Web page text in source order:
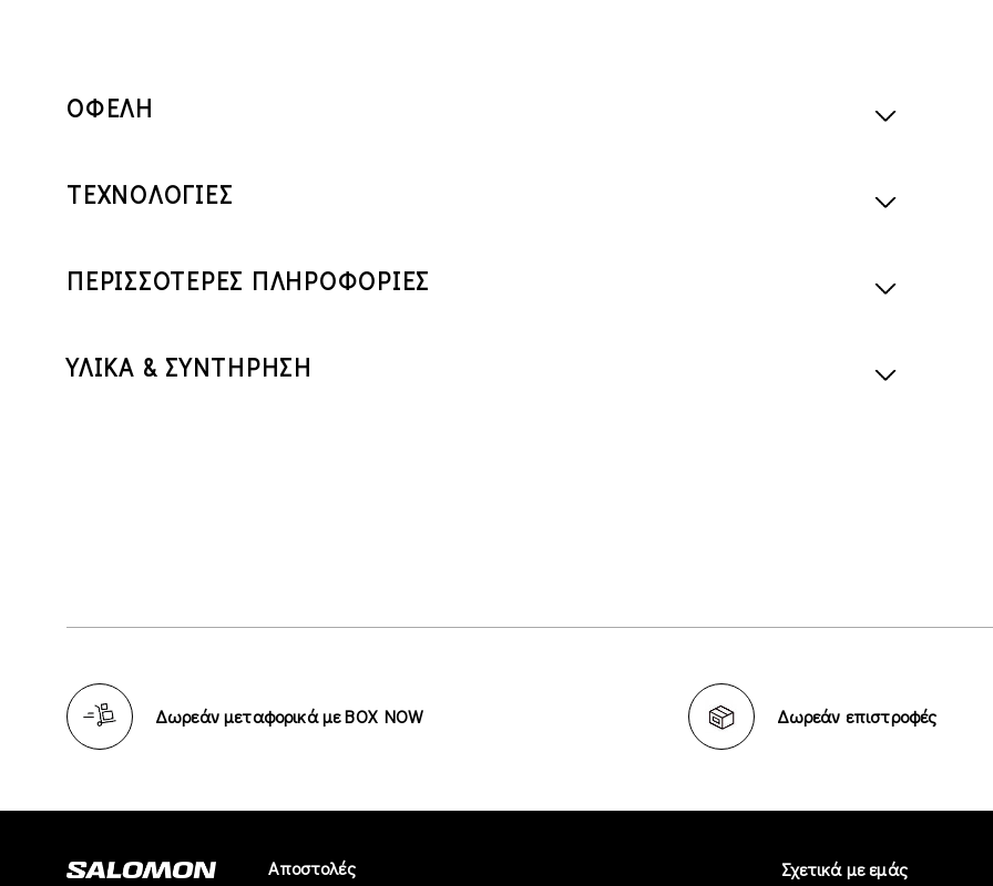
ΟΦΕΛΗ
ΤΕΧΝΟΛΟΓΙΕΣ
ΠΕΡΙΣΣΟΤΕΡΕΣ ΠΛΗΡΟΦΟΡΙΕΣ
ΥΛΙΚΑ & ΣΥΝΤΗΡΗΣΗ
Δωρεάν μεταφορικά με BOX NOW Δωρεάν επιστροφές
Αποστολές Σχετικά με εμάς